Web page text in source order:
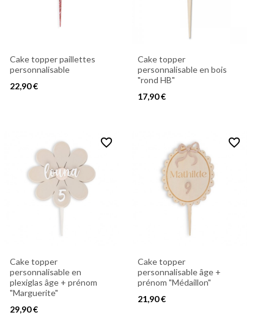
Cake topper paillettes
personnalisable
22,90 €
Cake topper
personnalisable en bois
"rond HB"
17,90 €
favorite_border
Cake topper
personnalisable en
plexiglas âge + prénom
"Marguerite"
29,90 €
favorite_border
Cake topper
personnalisable âge +
prénom "Médaillon"
21,90 €